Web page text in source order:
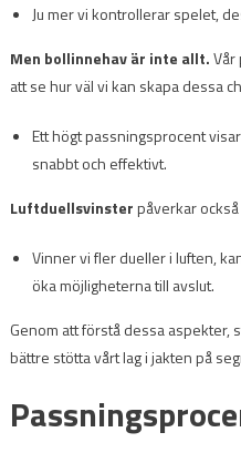
Ju mer vi kontrollerar spelet,
Men bollinnehav är inte allt.Vår
att se hur väl vi kan skapa dessa
Ett högt passningsprocent
snabbt och effektivt.
Luftduellsvinsterpåverkar
Vinner vi fler dueller i luften,
öka möjligheterna till avslut.
Genom att förstå dessa aspekter,
bättre stötta vårt lag i jakten på